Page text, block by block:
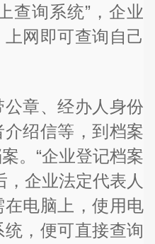
查询系统”，企业
网即可查询自己
章、经办人身份
绍信等，到档案
。“企业登记档案
，企业法定代表人
电脑上，使用电
，便可直接查询